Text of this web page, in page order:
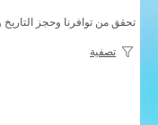
تحقق من توافرنا وحجز
تصفية